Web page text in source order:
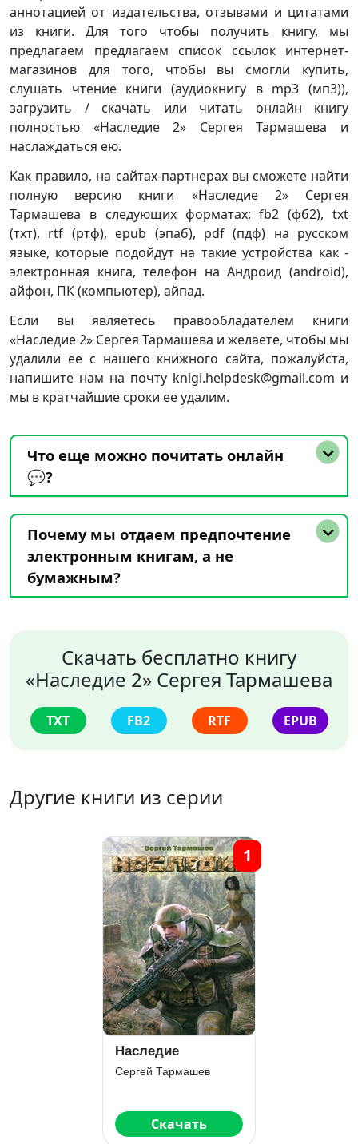
аннотацией от издательства, отзывами и цитатами
из книги. Для того чтобы получить книгу, мы
предлагаем предлагаем список ссылок интернет-
магазинов для того, чтобы вы смогли купить,
слушать чтение книги (аудиокнигу в mp3 (мп3)),
загрузить / скачать или читать онлайн книгу
полностью «Наследие 2» Сергея Тармашева и
наслаждаться ею.
Как правило, на сайтах-партнерах вы сможете найти
полную версию книги «Наследие 2» Сергея
Тармашева в следующих форматах: fb2 (фб2), txt
(тхт), rtf (ртф), epub (эпаб), pdf (пдф) на русском
языке, которые подойдут на такие устройства как -
электронная книга, телефон на Андроид (android),
айфон, ПК (компьютер), айпад.
Если вы являетесь правообладателем книги
«Наследие 2» Сергея Тармашева и желаете, чтобы мы
удалили ее с нашего книжного сайта, пожалуйста,
напишите нам на почту knigi.helpdesk@gmail.com и
мы в кратчайшие сроки ее удалим.
Что еще можно почитать онлайн
💬?
Почему мы отдаем предпочтение
электронным книгам, а не
бумажным?
Скачать бесплатно книгу
«Наследие 2» Сергея Тармашева
TXT FB2 RTF EPUB
Другие книги из серии
Наследие
Сергей Тармашев
Скачать
1